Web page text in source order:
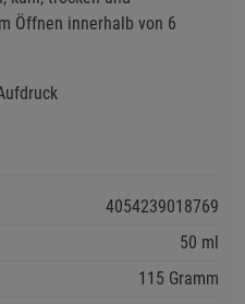
Öffnen innerhalb von 6
4054239018769
50 ml
115 Gramm